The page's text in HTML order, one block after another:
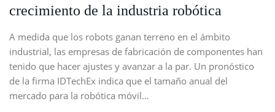
crecimiento de la industria robótica
A medida que los robots ganan terreno en el ámbito
industrial, las empresas de fabricación de componentes han
tenido que hacer ajustes y avanzar a la par. Un pronóstico
de la firma IDTechEx indica que el tamaño anual del
mercado para la robótica móvil…